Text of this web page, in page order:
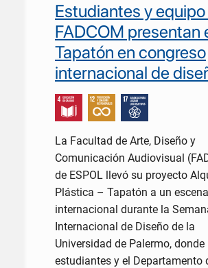
Estudiantes y
FADCOM presentan
Tapatón en congreso
internacional de
La Facultad de Arte, Diseño y
Comunicación Audiovisual
de ESPOL llevó su proyecto
Plástica – Tapatón a un
internacional durante la
Internacional de Diseño de la
Universidad de Palermo, donde
estudiantes y el Departamento